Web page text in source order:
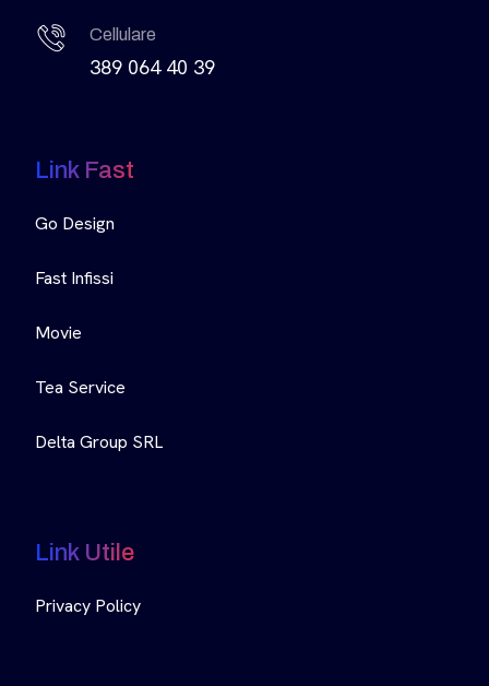
Cellulare
389 064 40 39
Link Fast
Go Design
Fast Infissi
Movie
Tea Service
Delta Group SRL
Link Utile
Privacy Policy